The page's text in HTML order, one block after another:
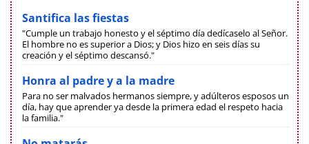
Santifica las fiestas
"Cumple un trabajo honesto y el séptimo día dedícaselo al Señor.
El hombre no es superior a Dios; y Dios hizo en seis días su
creación y el séptimo descansó."
Honra al padre y a la madre
Para no ser malvados hermanos siempre, y adúlteros esposos un
día, hay que aprender ya desde la primera edad el respeto hacia
la familia."